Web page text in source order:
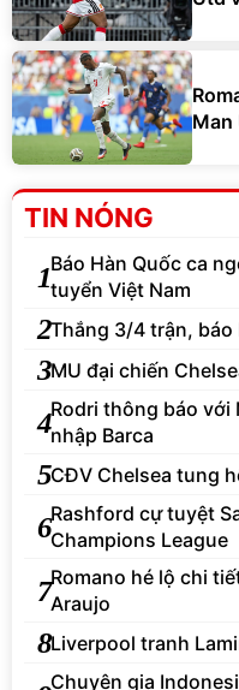
Man
TIN NÓNG
1Báo Hàn Quốc ca
tuyển Việt Nam
2Thắng 3/4 trận, báo
3MU đại chiến
4Rodri thông báo với
nhập Barca
5CĐV Chelsea tung
6Rashford cự tuyệt
Champions League
7Romano hé lộ chi
Araujo
8Liverpool tranh
Chuyên gia